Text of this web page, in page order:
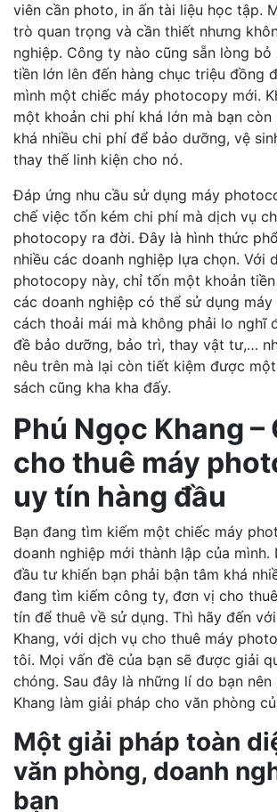
viên cần photo, in ấn tài liệu học tập.
trò quan trọng và cần thiết nhưng
nghiệp. Công ty nào cũng sẵn lòng
tiền lớn lên đến hàng chục triệu đồng
mình một chiếc máy photocopy mới.
một khoản chi phí khá lớn mà bạn còn
khá nhiều chi phí để bảo dưỡng, vệ
thay thế linh kiện cho nó.
Đáp ứng nhu cầu sử dụng máy
chế việc tốn kém chi phí mà dịch vụ
photocopy ra đời. Đây là hình thức
nhiều các doanh nghiệp lựa chọn. Với
photocopy này, chỉ tốn một khoản
các doanh nghiệp có thể sử dụng
cách thoải mái mà không phải lo nghĩ
đề bảo dưỡng, bảo trì, thay vật tư,…
nêu trên mà lại còn tiết kiệm được
sách cũng kha kha đấy.
Phú Ngọc Khang –
cho thuê máy
uy tín hàng đầu
Bạn đang tìm kiếm một chiếc máy
doanh nghiệp mới thành lập của mình.
đầu tư khiến bạn phải bận tâm khá
đang tìm kiếm công ty, đơn vị cho
tín để thuê về sử dụng. Thì hãy đến
Khang, với dịch vụ cho thuê máy
tôi. Mọi vấn đề của bạn sẽ được giải
chóng. Sau đây là những lí do bạn nên
Khang làm giải pháp cho văn phòng
Một giải pháp toàn
văn phòng, doanh
bạn